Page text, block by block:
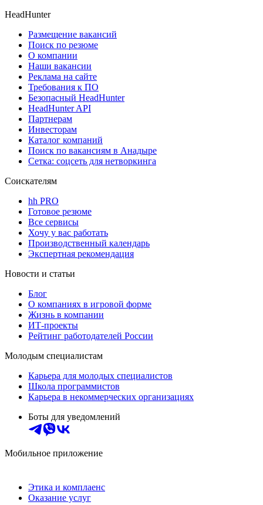
HeadHunter
Размещение вакансий
Поиск по резюме
О компании
Наши вакансии
Реклама на сайте
Требования к ПО
Безопасный HeadHunter
HeadHunter API
Партнерам
Инвесторам
Каталог компаний
Поиск по вакансиям в Анадыре
Сетка: соцсеть для нетворкинга
Соискателям
hh PRO
Готовое резюме
Все сервисы
Хочу у вас работать
Производственный календарь
Экспертная рекомендация
Новости и статьи
Блог
О компаниях в игровой форме
Жизнь в компании
ИТ-проекты
Рейтинг работодателей России
Молодым специалистам
Карьера для молодых специалистов
Школа программистов
Карьера в некоммерческих организациях
Боты для уведомлений
Мобильное приложение
Этика и комплаенс
Оказание услуг